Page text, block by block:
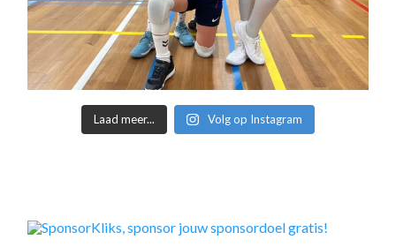
Laad meer... Volg op Instagram